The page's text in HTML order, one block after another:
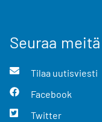
Seuraa meitä
Tilaa uutisviesti
Facebook
Twitter